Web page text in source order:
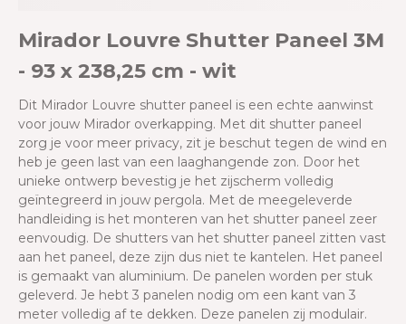
Mirador Louvre Shutter Paneel 3M
- 93 x 238,25 cm - wit
Dit Mirador Louvre shutter paneel is een echte aanwinst
voor jouw Mirador overkapping. Met dit shutter paneel
zorg je voor meer privacy, zit je beschut tegen de wind en
heb je geen last van een laaghangende zon. Door het
unieke ontwerp bevestig je het zijscherm volledig
geïntegreerd in jouw pergola. Met de meegeleverde
handleiding is het monteren van het shutter paneel zeer
eenvoudig. De shutters van het shutter paneel zitten vast
aan het paneel, deze zijn dus niet te kantelen. Het paneel
is gemaakt van aluminium. De panelen worden per stuk
geleverd. Je hebt 3 panelen nodig om een kant van 3
meter volledig af te dekken. Deze panelen zij modulair.